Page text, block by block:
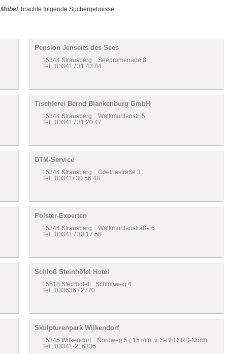
Möbelbrachte folgende Suchergebnisse
Pension Jenseits des Sees
15344 Strausberg Seepromenade 8
Tel.: 03341 / 31 43 84
Tischlerei Bernd Blankenburg GmbH
15344 Strausberg Walkmühlenstr. 5
Tel.: 03341 / 31 20 47
DTM-Service
15344 Strausberg Goethestraße 3
Tel.: 03341/ 30 56 48
Polster-Experten
15344 Strausberg Walkmühlenstraße 6
Tel.: 03341 / 30 17 58
Schloß Steinhöfel Hotel
15518 Steinhöfel Schloßweg 4
Tel.: 033636 / 2770
Skulpturenpark Wilkendorf
15345 Wilkendorf Nordweg 5 ( 15 min. v. S-Bhf SRB-Nord)
Tel.: 03341-216336